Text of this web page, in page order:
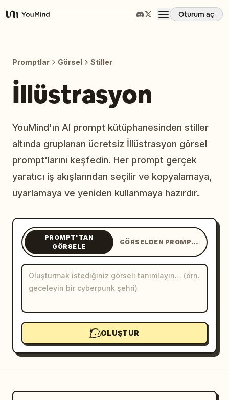
YouMind
Oturum aç
Kullanım Senaryoları
İstemler
Fiyatlandırma
Blog
Güncellemeler
Promptlar Görsel Stiller
İllüstrasyon
YouMind'ın AI prompt kütüphanesinden stiller
altında gruplanan ücretsiz İllüstrasyon görsel
prompt'larını keşfedin. Her prompt gerçek
yaratıcı iş akışlarından seçilir ve kopyalamaya,
uyarlamaya ve yeniden kullanmaya hazırdır.
PROMPT'TAN
GÖRSELE
GÖRSELDEN PROMPT'A
OLUŞTUR